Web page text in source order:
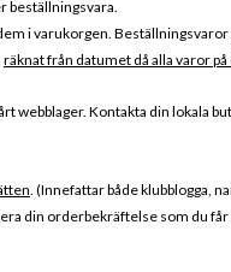
beställningsvara.
i varukorgen.
räknat från datumet då alla varor
webblager. Kontakta din lokala
. (Innefattar både klubblogga,
din orderbekräftelse som du